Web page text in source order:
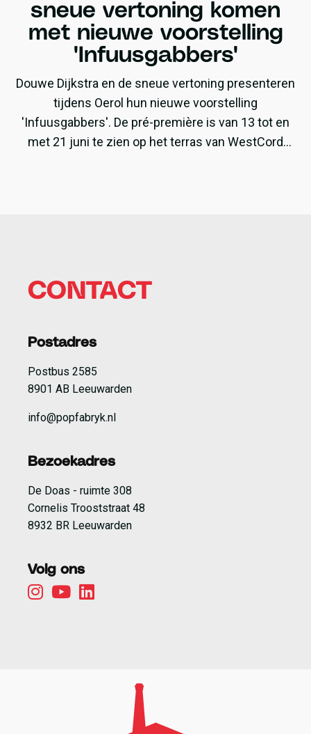
sneue vertoning komen
met nieuwe voorstelling
'Infuusgabbers'
Douwe Dijkstra en de sneue vertoning presenteren
tijdens Oerol hun nieuwe voorstelling
'Infuusgabbers'. De pré-première is van 13 tot en
met 21 juni te zien op het terras van WestCord
CONTACT
Postadres
Postbus 2585
8901 AB Leeuwarden
info@popfabryk.nl
Bezoekadres
De Doas - ruimte 308
Cornelis Trooststraat 48
8932 BR Leeuwarden
Volg ons